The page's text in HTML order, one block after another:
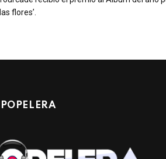
flores’.